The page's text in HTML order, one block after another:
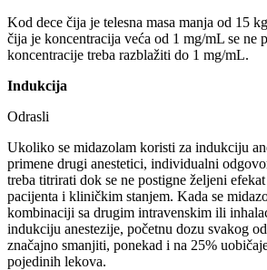
Kod dece čija je telesna masa manja od 15
čija je koncentracija veća od 1 mg/mL se ne
koncentracije treba razblažiti do 1 mg/mL.
Indukcija
Odrasli
Ukoliko se midazolam koristi za indukciju
primene drugi anestetici, individualni
treba titrirati dok se ne postigne željeni
pacijenta i kliničkim stanjem. Kada se
kombinaciji sa drugim intravenskim ili
indukciju anestezije, početnu dozu svakog
značajno smanjiti, ponekad i na 25%
pojedinih lekova.